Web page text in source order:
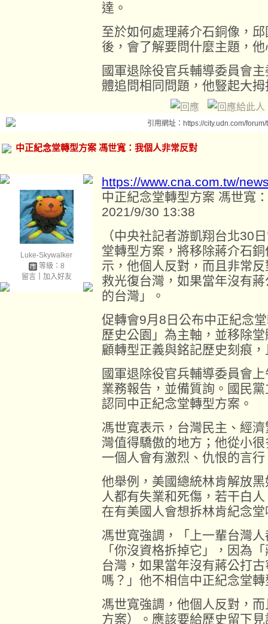
達。
至於如何處理蔣介石銅像，
後，會了解要問什麼主題，
國軍退除役官兵輔導委員會
體追問相同問題，他豎起大
引用網址：https://city.udn.com/
中正紀念堂轉型方案 馮世寬：我個人非常反對
Luke-Skywalker
等級：8
留言｜ 加入好友
https://www.cna.com.tw/
中正紀念堂轉型方案 馮世寬
2021/9/30 13:38
（中央社記者游凱翔台北30
堂轉型方案，將移除蔣介石
示，他個人反對，而且非常
救光復台灣，如果當年沒有
的台灣」。
促轉會9月8日公布中正紀念
歷史公園」為主軸，並移除
顧轉型正義與銘記歷史刻痕
國軍退除役官兵輔導委員會
業務報告，並備質詢。國民
認同中正紀念堂轉型方案。
馮世寬表示，台灣民主、經
灣值得驕傲的地方；他從小
一個人會有激烈、仇恨的言行
他舉例，美國總統林肯解放
人都有失業和死傷，若干白
在有美國人會想拆林肯紀念
馮世寬強調，「上一輩台灣
「你沒資格拆掉它」，因為
台灣，如果當年沒有蔣公打
嗎？」他不相信中正紀念堂
馮世寬強調，他個人反對，
方案）。應該要給歷史留下